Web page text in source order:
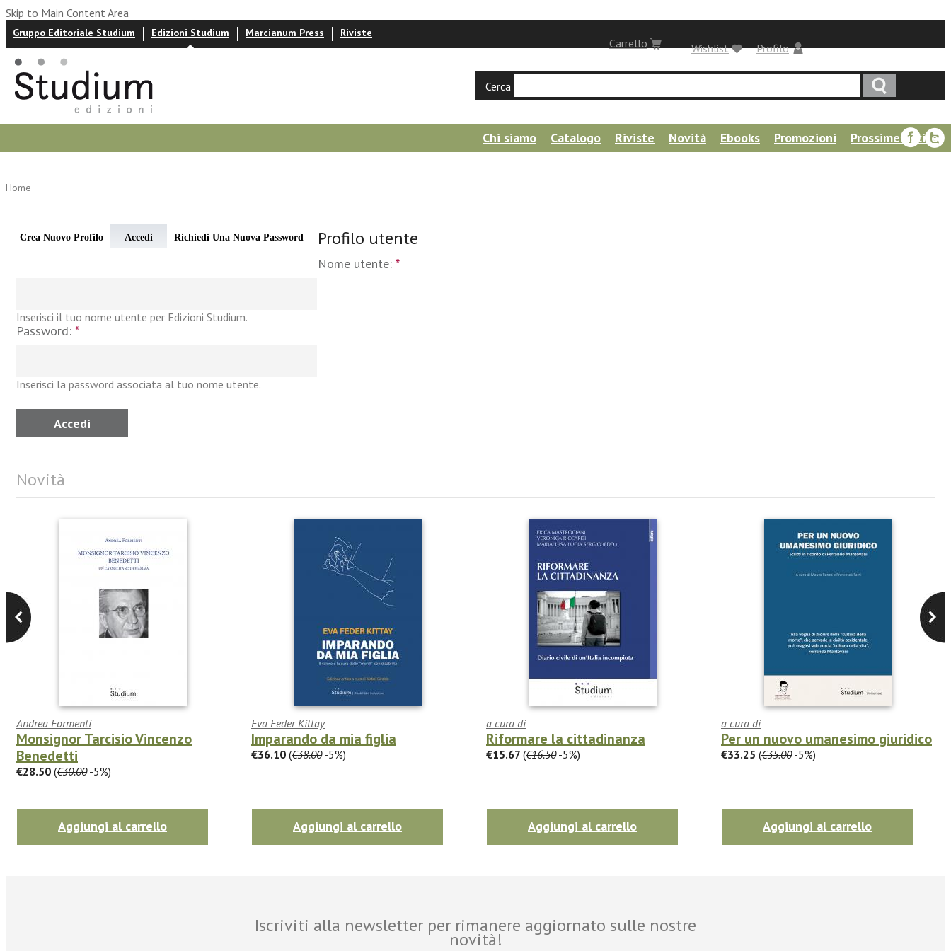
Skip to Main Content Area
Carrello
Gruppo Editoriale Studium Edizioni Studium Marcianum Press Riviste
Profilo
Wishlist
Cerca
Chi siamo Catalogo Riviste Novità Ebooks Promozioni
Prossime uscite
Home
Crea Nuovo Profilo Accedi Richiedi Una Nuova Password Profilo utente
Nome utente: *
Inserisci il tuo nome utente per Edizioni Studium.
Password: *
Inserisci la password associata al tuo nome utente.
Novità
Andrea Formenti
Monsignor Tarcisio Vincenzo
Benedetti
€28.50 (€30.00-5%)
Aggiungi al carrello
Eva Feder Kittay
Imparando da mia figlia
€36.10 (€38.00-5%)
Aggiungi al carrello
a cura di
Riformare la cittadinanza
€15.67 (€16.50-5%)
Aggiungi al carrello
a cura di
Per un nuovo umanesimo giuridico
€33.25 (€35.00-5%)
Aggiungi al carrello
Iscriviti alla newsletter per rimanere aggiornato sulle nostre
novità!